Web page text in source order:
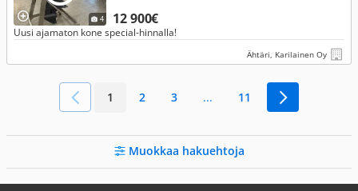
4 12 900€
Uusi ajamaton kone special-hinnalla!
Ähtäri, Karilainen Oy
1 2 3 ... 11
Muokkaa hakuehtoja